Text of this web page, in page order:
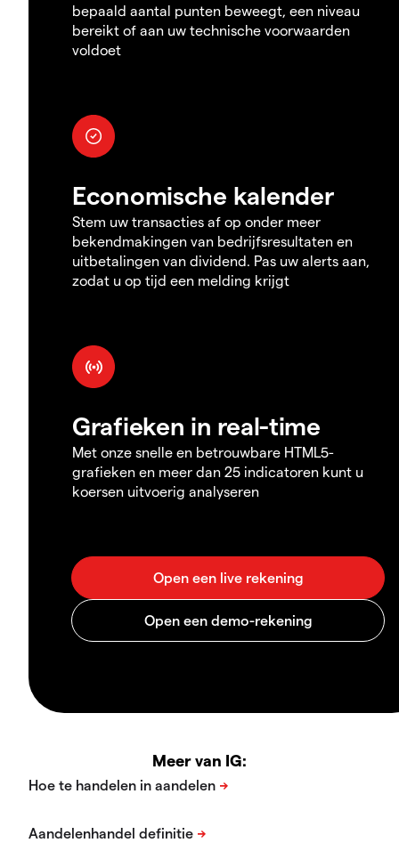
bepaald aantal punten beweegt, een niveau
bereikt of aan uw technische voorwaarden
voldoet
Economische kalender
Stem uw transacties af op onder meer
bekendmakingen van bedrijfsresultaten en
uitbetalingen van dividend. Pas uw alerts aan,
zodat u op tijd een melding krijgt
Grafieken in real-time
Met onze snelle en betrouwbare HTML5-
grafieken en meer dan 25 indicatoren kunt u
koersen uitvoerig analyseren
Meer van IG: